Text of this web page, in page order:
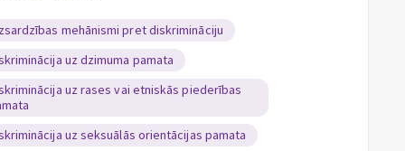
mehānismi pret diskrimināciju
uz dzimuma pamata
uz rases vai etniskās piederības
uz seksuālās orientācijas pamata